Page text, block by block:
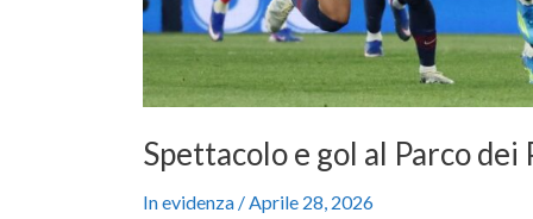
Spettacolo e gol al Parco
In evidenza /Aprile 28, 2026